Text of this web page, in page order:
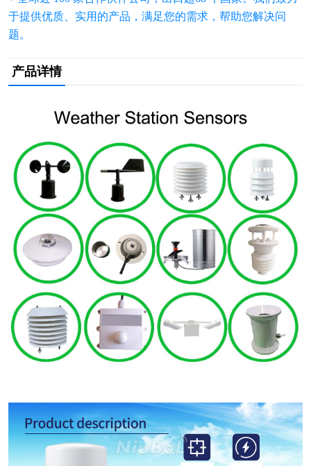
于提供优质、实用的产品，满足您的需求，帮助您解决问
题。
产品详情